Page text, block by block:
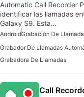
Automatic Call Recorder
identificar las llamadas
Galaxy S9. Esta…
AndroidGrabación De
Grabador De Llamadas
Grabadora De Llamadas
Call